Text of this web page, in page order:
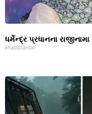
ધર્મેન્દ્ર પ્રધાનના
khabarantar